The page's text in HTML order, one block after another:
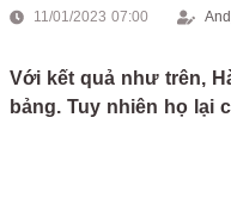
11/01/2023 07:00
Với kết quả như trên,
bảng. Tuy nhiên họ lại